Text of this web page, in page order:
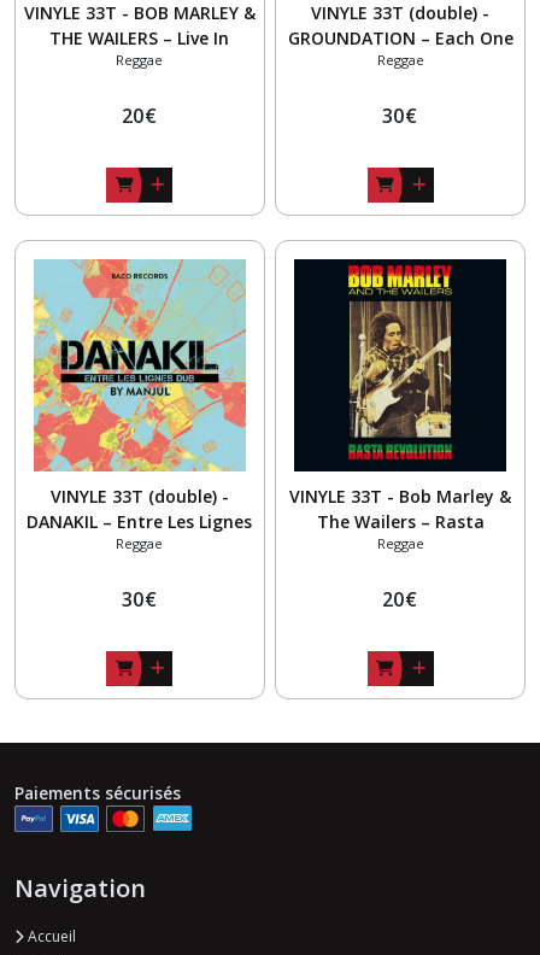
VINYLE 33T - BOB MARLEY &
THE WAILERS – Live In
Boston 1973
Reggae
20€
VINYLE 33T (double) -
GROUNDATION – Each One
Dub One
Reggae
30€
VINYLE 33T (double) -
DANAKIL – Entre Les Lignes
Dub By Manjul
Reggae
30€
VINYLE 33T - Bob Marley &
The Wailers – Rasta
Revolution
Reggae
20€
Paiements sécurisés
Navigation
Accueil